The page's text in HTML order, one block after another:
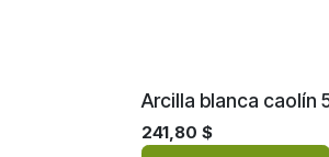
Arcilla blanca caolín
241,80 $